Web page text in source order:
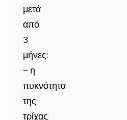
μετά
από
3
μήνες:
– η
πυκνότητα
της
τρίχας